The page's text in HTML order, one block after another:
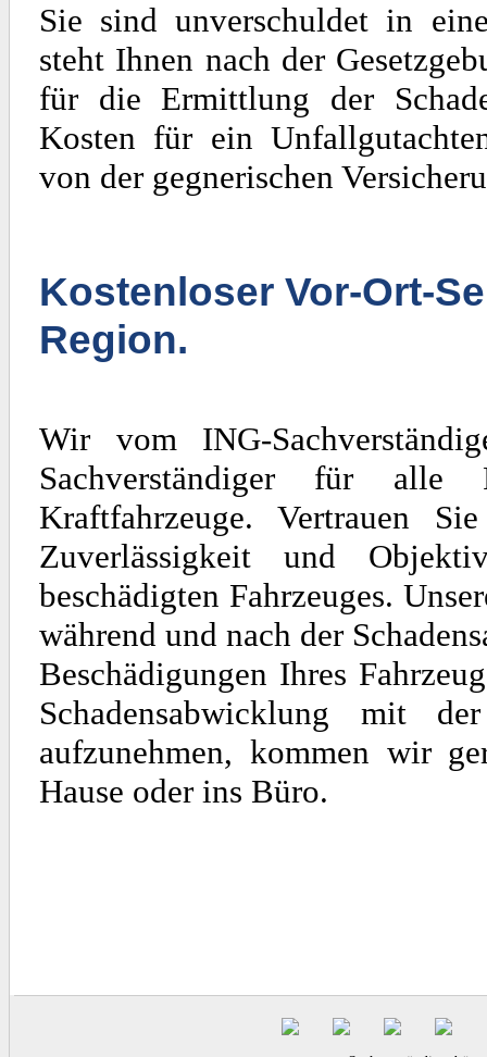
Sie sind unverschuldet in
steht Ihnen nach der
für die Ermittlung der
Kosten für ein
von der gegnerischen
Kostenloser Vor-Ort-
Region.
Wir vom ING-
Sachverständiger für
Kraftfahrzeuge. Vertrauen
Zuverlässigkeit und
beschädigten Fahrzeuges.
während und nach der
Beschädigungen Ihres
Schadensabwicklung mit
aufzunehmen, kommen wir
Hause oder ins Büro.